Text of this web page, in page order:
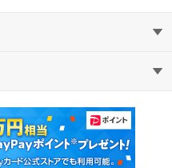
中古マンション
中古一戸建て
教えて！住まいの先生